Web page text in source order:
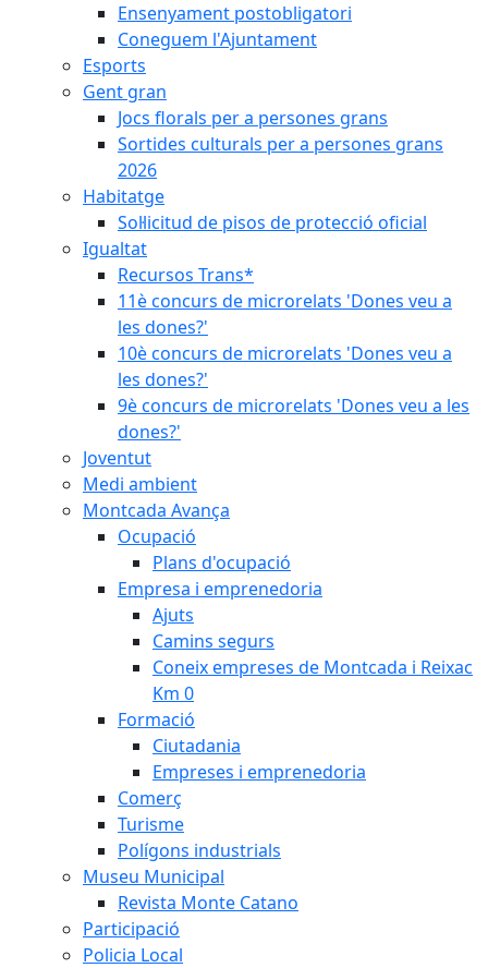
Ensenyament postobligatori
Coneguem l'Ajuntament
Esports
Gent gran
Jocs florals per a persones grans
Sortides culturals per a persones grans
2026
Habitatge
Sol·licitud de pisos de protecció oficial
Igualtat
Recursos Trans*
11è concurs de microrelats 'Dones veu a
les dones?'
10è concurs de microrelats 'Dones veu a
les dones?'
9è concurs de microrelats 'Dones veu a les
dones?'
Joventut
Medi ambient
Montcada Avança
Ocupació
Plans d'ocupació
Empresa i emprenedoria
Ajuts
Camins segurs
Coneix empreses de Montcada i Reixac
Km 0
Formació
Ciutadania
Empreses i emprenedoria
Comerç
Turisme
Polígons industrials
Museu Municipal
Revista Monte Catano
Participació
Policia Local